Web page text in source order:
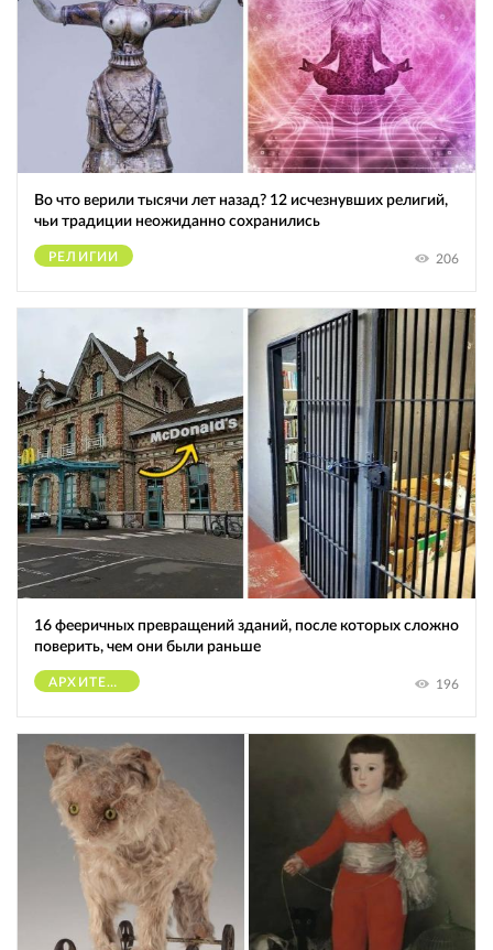
Во что верили тысячи лет назад? 12 исчезнувших религий,
чьи традиции неожиданно сохранились
РЕЛИГИИ 206
16 фееричных превращений зданий, после которых сложно
поверить, чем они были раньше
АРХИТЕКТУРА 196